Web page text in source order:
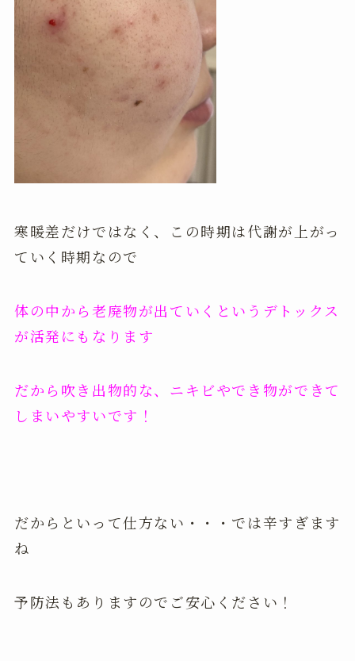
寒暖差だけではなく、この時期は代謝が上がっ
ていく時期なので
体の中から老廃物が出ていくというデトックス
が活発にもなります
だから吹き出物的な、ニキビやでき物ができて
しまいやすいです！
だからといって仕方ない・・・では辛すぎます
ね
予防法もありますのでご安心ください！